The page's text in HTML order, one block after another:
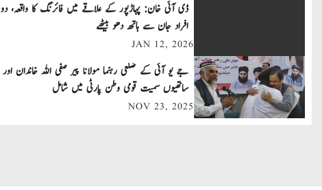
a
v
i
ڈی آئی خان: پہاڑپور کے علاقے میں فائرنگ کا واقعہ، دو
افراد جان سے ہاتھ دھو بیٹھے
JAN 12, 2026
جے یو آئی کے ضلعی رہنما مولانا پیر صفی اللہ خاندان اور
ساتھیوں سمیت قومی وطن پارٹی میں شامل
NOV 23, 2025